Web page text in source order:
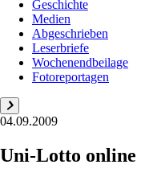
Geschichte
Medien
Abgeschrieben
Leserbriefe
Wochenendbeilage
Fotoreportagen
04.09.2009
Uni-Lotto online